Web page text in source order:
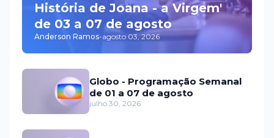
História de Joana - a Virgem'
de 03 a 07 de agosto
Anderson Ramos-agosto 03, 2026
Globo - Programação Semanal
de 01 a 07 de agosto
julho 30, 2026